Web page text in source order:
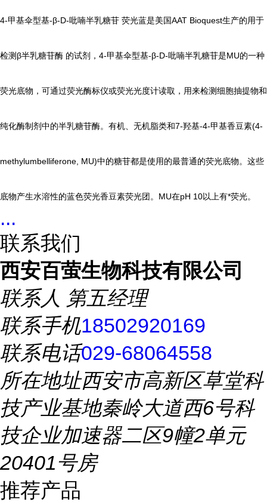
4-甲基伞型基-β-D-吡喃半乳糖苷 荧光蓝是美国AAT Bioquest生产的用于
检测β半乳糖苷酶 的试剂，4-甲基伞型基-β-D-吡喃半乳糖苷是MU的一种
荧光底物，可通过荧光酶标仪或荧光光度计读取，用来检测细胞抽提物和
纯化酶制剂中的半乳糖苷酶。有机、无机脂类和7-羟基-4-甲基香豆素(4-
methylumbelliferone, MU)中的糖苷都是使用的最普通的荧光底物。这些
底物产生水溶性的蓝色荧光香豆素荧光团。MU在pH 10以上有*荧光。
...
联系我们
西安百萤生物科技有限公司
联系人 第五经理
联系手机18502920169
联系电话029-68064558
所在地址西安市高新区草堂科
技产业基地秦岭大道西6号科
技企业加速器二区9幢2单元
20401号房
推荐产品